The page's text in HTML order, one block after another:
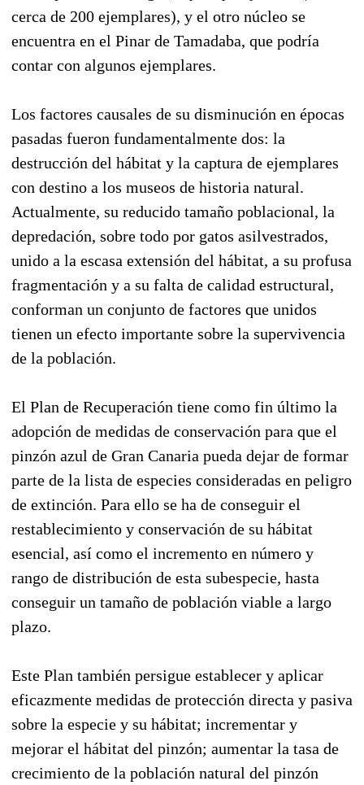
cerca de 200 ejemplares), y el otro núcleo se
encuentra en el Pinar de Tamadaba, que podría
contar con algunos ejemplares.
Los factores causales de su disminución en épocas
pasadas fueron fundamentalmente dos: la
destrucción del hábitat y la captura de ejemplares
con destino a los museos de historia natural.
Actualmente, su reducido tamaño poblacional, la
depredación, sobre todo por gatos asilvestrados,
unido a la escasa extensión del hábitat, a su profusa
fragmentación y a su falta de calidad estructural,
conforman un conjunto de factores que unidos
tienen un efecto importante sobre la supervivencia
de la población.
El Plan de Recuperación tiene como fin último la
adopción de medidas de conservación para que el
pinzón azul de Gran Canaria pueda dejar de formar
parte de la lista de especies consideradas en peligro
de extinción. Para ello se ha de conseguir el
restablecimiento y conservación de su hábitat
esencial, así como el incremento en número y
rango de distribución de esta subespecie, hasta
conseguir un tamaño de población viable a largo
plazo.
Este Plan también persigue establecer y aplicar
eficazmente medidas de protección directa y pasiva
sobre la especie y su hábitat; incrementar y
mejorar el hábitat del pinzón; aumentar la tasa de
crecimiento de la población natural del pinzón